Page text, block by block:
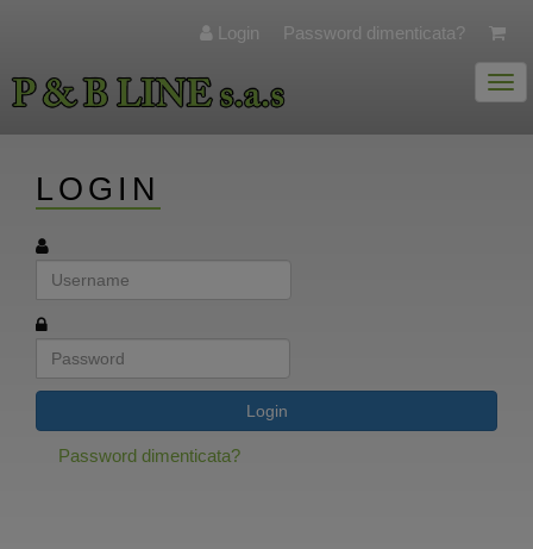
Login Password dimenticata?
LOGIN
Login
Password dimenticata?